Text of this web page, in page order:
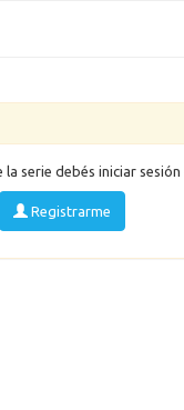
la serie debés iniciar
Registrarme